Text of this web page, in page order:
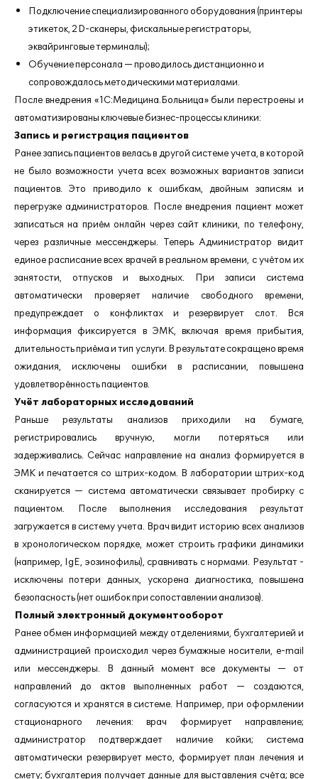
Подключение специализированного оборудования (принтеры
этикеток, 2D-сканеры, фискальные регистраторы,
эквайринговые терминалы);
Обучение персонала — проводилось дистанционно и
сопровождалось методическими материалами.
После внедрения «1С:Медицина.Больница» были перестроены и
автоматизированы ключевые бизнес-процессы клиники:
Запись и регистрация пациентов
Ранее запись пациентов велась в другой системе учета, в которой
не было возможности учета всех возможных вариантов записи
пациентов. Это приводило к ошибкам, двойным записям и
перегрузке администраторов. После внедрения пациент может
записаться на приём онлайн через сайт клиники, по телефону,
через различные мессенджеры. Теперь Администратор видит
единое расписание всех врачей в реальном времени, с учётом их
занятости, отпусков и выходных. При записи система
автоматически проверяет наличие свободного времени,
предупреждает о конфликтах и резервирует слот. Вся
информация фиксируется в ЭМК, включая время прибытия,
длительность приёма и тип услуги. В результате сокращено время
ожидания, исключены ошибки в расписании, повышена
удовлетворённость пациентов.
Учёт лабораторных исследований
Раньше результаты анализов приходили на бумаге,
регистрировались вручную, могли потеряться или
задерживались. Сейчас направление на анализ формируется в
ЭМК и печатается со штрих-кодом. В лаборатории штрих-код
сканируется — система автоматически связывает пробирку с
пациентом. После выполнения исследования результат
загружается в систему учета. Врач видит историю всех анализов
в хронологическом порядке, может строить графики динамики
(например, IgE, эозинофилы), сравнивать с нормами. Результат -
исключены потери данных, ускорена диагностика, повышена
безопасность (нет ошибок при сопоставлении анализов).
Полный электронный документооборот
Ранее обмен информацией между отделениями, бухгалтерией и
администрацией происходил через бумажные носители, e-mail
или мессенджеры. В данный момент все документы — от
направлений до актов выполненных работ — создаются,
согласуются и хранятся в системе. Например, при оформлении
стационарного лечения: врач формирует направление;
администратор подтверждает наличие койки; система
автоматически резервирует место, формирует план лечения и
смету; бухгалтерия получает данные для выставления счёта; все